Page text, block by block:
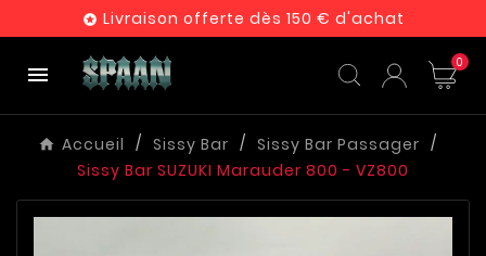
 Livraison offerte dès 150 € d'achat
 0
Accueil Sissy Bar
Sissy Bar Passager
Sissy Bar SUZUKI Marauder 800 - VZ800